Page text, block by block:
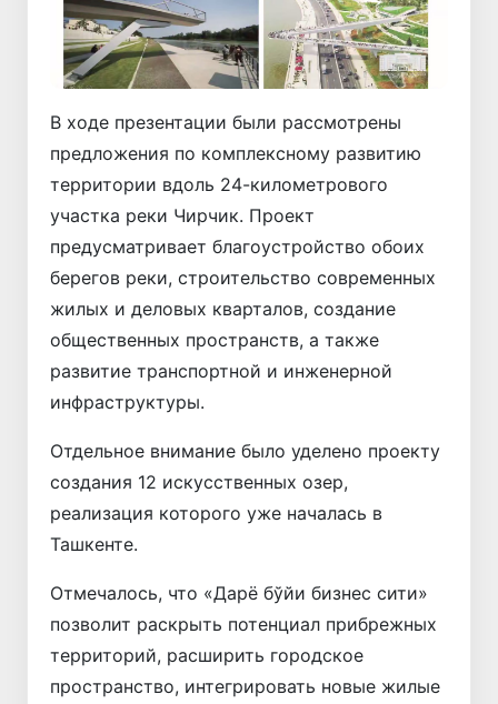
В ходе презентации были рассмотрены
предложения по комплексному развитию
территории вдоль 24-километрового
участка реки Чирчик. Проект
предусматривает благоустройство обоих
берегов реки, строительство современных
жилых и деловых кварталов, создание
общественных пространств, а также
развитие транспортной и инженерной
инфраструктуры.
Отдельное внимание было уделено проекту
создания 12 искусственных озер,
реализация которого уже началась в
Ташкенте.
Отмечалось, что «Дарё бўйи бизнес сити»
позволит раскрыть потенциал прибрежных
территорий, расширить городское
пространство, интегрировать новые жилые